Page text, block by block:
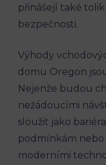
přinášejí také
bezpečnosti.
Výhody
domu Oregon
Nejenže budou
nežádoucími
sloužit jako
podmínkám
moderními